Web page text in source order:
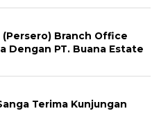
(Persero) Branch Office
Dengan PT. Buana Estate
Terima Kunjungan